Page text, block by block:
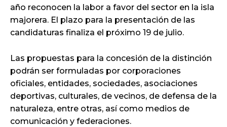
año reconocen la labor a favor del sector en la isla
majorera. El plazo para la presentación de las
candidaturas finaliza el próximo 19 de julio.
Las propuestas para la concesión de la distinción
podrán ser formuladas por corporaciones
oficiales, entidades, sociedades, asociaciones
deportivas, culturales, de vecinos, de defensa de la
naturaleza, entre otras, así como medios de
comunicación y federaciones.